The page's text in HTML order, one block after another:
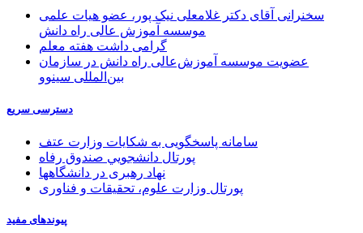
سخنرانی آقای دکتر غلامعلی نیک پور، عضو هیات علمی
موسسه آموزش عالی راه دانش
گرامی داشت هفته معلم
عضویت موسسه آموزش‌عالی راه دانش در سازمان
بین‌المللی سینوو
دسترسی سریع
سامانه پاسخگویی به شکایات وزارت عتف
پورتال دانشجويي صندوق رفاه
نهاد رهبری در دانشگاهها
پورتال وزارت علوم، تحقیقات و فناوری
پیوندهای مفید